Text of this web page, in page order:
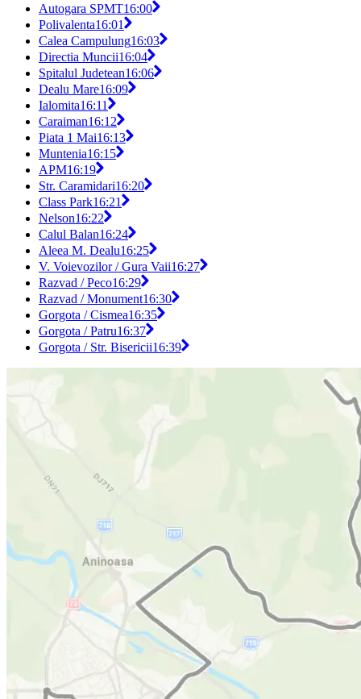
Autogara SPMT16:00
Polivalenta16:01
Calea Campulung16:03
Directia Muncii16:04
Spitalul Judetean16:06
Dealu Mare16:09
Ialomita16:11
Caraiman16:12
Piata 1 Mai16:13
Muntenia16:15
APM16:19
Str. Caramidari16:20
Class Park16:21
Nelson16:22
Calul Balan16:24
Aleea M. Dealu16:25
V. Voievozilor / Gura Vaii16:27
Razvad / Peco16:29
Razvad / Monument16:30
Gorgota / Cismea16:35
Gorgota / Patru16:37
Gorgota / Str. Bisericii16:39